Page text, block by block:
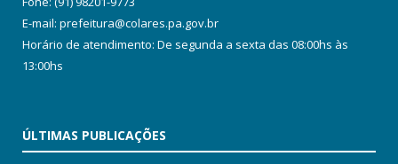
E-mail: prefeitura@colares.pa.gov.br
Horário de atendimento: De segunda a sexta das 08:00hs às
13:00hs
ÚLTIMAS PUBLICAÇÕES